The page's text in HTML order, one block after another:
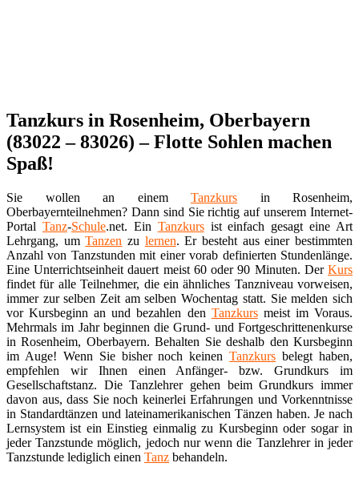
Tanzkurs in Rosenheim, Oberbayern
(83022 – 83026) – Flotte Sohlen machen
Spaß!
Sie wollen an einem Tanzkurs in Rosenheim,
Oberbayernteilnehmen? Dann sind Sie richtig auf unserem Internet-
Portal Tanz-Schule.net. Ein Tanzkursist einfach gesagt eine Art
Lehrgang, umTanzen zu lernen. Er besteht aus einer bestimmten
Anzahl von Tanzstunden mit einer vorab definierten Stundenlänge.
Eine Unterrichtseinheit dauert meist 60 oder 90 Minuten. Der Kurs
findet für alle Teilnehmer, die ein ähnliches Tanzniveau vorweisen,
immer zur selben Zeit am selben Wochentag statt. Sie melden sich
vor Kursbeginn an und bezahlen den Tanzkursmeist im Voraus.
Mehrmals im Jahr beginnen die Grund- und Fortgeschrittenenkurse
in Rosenheim, Oberbayern. Behalten Sie deshalb den Kursbeginn
im Auge! Wenn Sie bisher noch keinenTanzkurs belegt haben,
empfehlen wir Ihnen einen Anfänger- bzw. Grundkurs im
Gesellschaftstanz. Die Tanzlehrer gehen beim Grundkurs immer
davon aus, dass Sie noch keinerlei Erfahrungen und Vorkenntnisse
in Standardtänzen und lateinamerikanischen Tänzen haben. Je nach
Lernsystem ist ein Einstieg einmalig zu Kursbeginn oder sogar in
jeder Tanzstunde möglich, jedoch nur wenn die Tanzlehrer in jeder
Tanzstunde lediglich einen Tanz behandeln.